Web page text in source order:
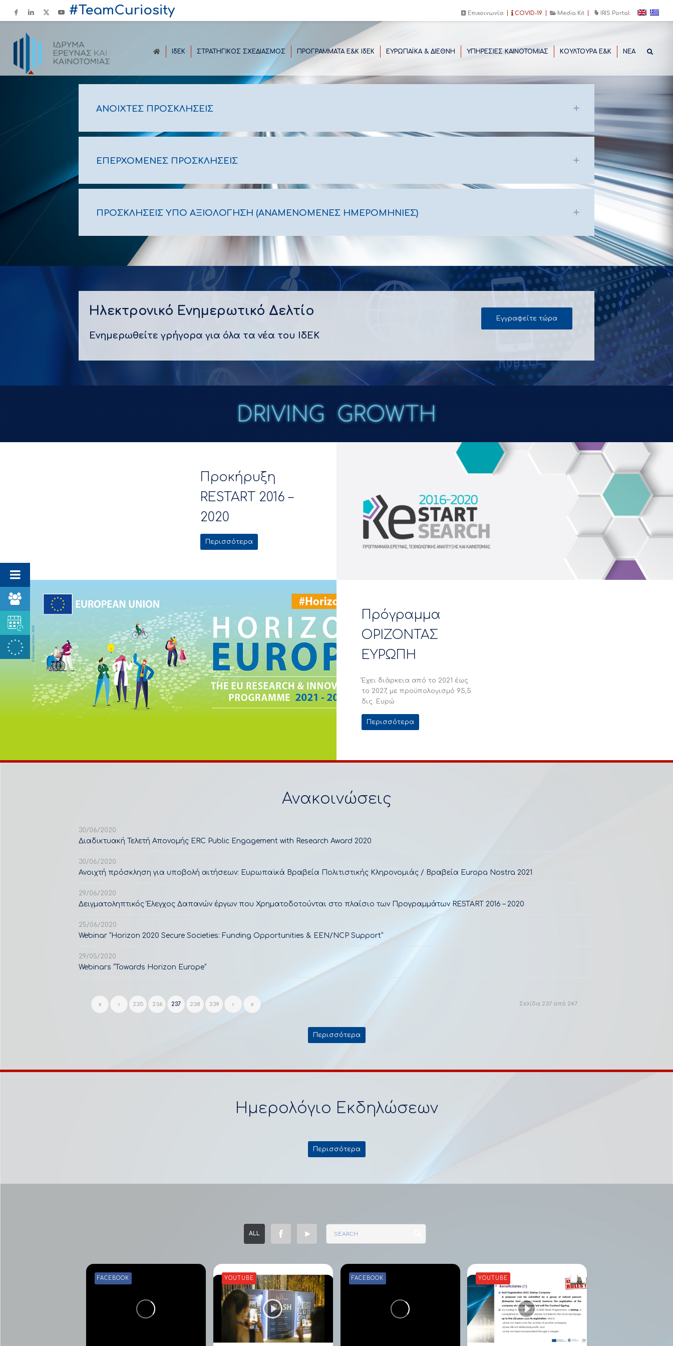
Επικοινωνία COVID-19 Media Kit IRIS Portal
#TeamCuriosity
ΙδΕΚ ΣΤΡΑΤΗΓΙΚΟΣ ΣΧΕΔΙΑΣΜΟΣ ΠΡΟΓΡΑΜΜΑΤΑ E&K ΙδΕΚ ΕΥΡΩΠΑΪΚΑ & ΔΙΕΘΝΗ ΥΠΗΡΕΣΙΕΣ ΚΑΙΝΟΤΟΜΙΑΣ ΚΟΥΛΤΟΥΡΑ Ε&Κ ΝΕΑ
ΑΝΟΙΧΤΕΣ ΠΡΟΣΚΛΗΣΕΙΣ
ΕΠΕΡΧΟΜΕΝΕΣ ΠΡΟΣΚΛΗΣΕΙΣ
ΠΡΟΣΚΛΉΣΕΙΣ ΥΠΌ ΑΞΙΟΛΌΓΗΣΗ (ΑΝΑΜΕΝΌΜΕΝΕΣ ΗΜΕΡΟΜΗΝΊΕΣ)
Ηλεκτρονικό Ενημερωτικό Δελτίο
Ενημερωθείτε γρήγορα για όλα τα νέα του ΙδΕΚ
Εγγραφείτε τώρα
Προκήρυξη
RESTART 2016 –
2020
Περισσότερα
Πρόγραμμα
ΟΡΙΖΟΝΤΑΣ
ΕΥΡΩΠΗ
Έχει διάρκεια από το 2021 έως
το 2027, με προϋπολογισμό 95,5
δις. Ευρώ
Περισσότερα
Ανακοινώσεις
30/06/2020
Διαδικτυακή Τελετή Απονομής ERC Public Engagement with Research Award 2020
30/06/2020
Ανοιχτή πρόσκληση για υποβολή αιτήσεων: Ευρωπαϊκά Βραβεία Πολιτιστικής Κληρονομιάς / Βραβεία Europa Nostra 2021
29/06/2020
Δειγματοληπτικός Έλεγχος Δαπανών έργων που Χρηματοδοτούνται στο πλαίσιο των Προγραμμάτων RESTART 2016 – 2020
25/06/2020
Webinar “Horizon 2020 Secure Societies: Funding Opportunities & EEN/NCP Support”
29/05/2020
Webinars “Towards Horizon Europe”
Σελίδα 237 από 247
« ‹ 235 236 237 238 239 › »
Περισσότερα
Ημερολόγιο Εκδηλώσεων
Περισσότερα
ALL
FACEBOOK YOUTUBE FACEBOOK YOUTUBE